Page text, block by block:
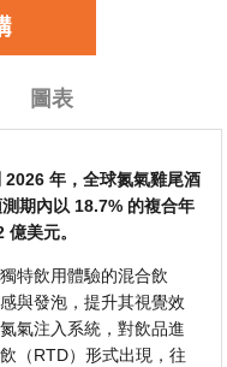
圖表
年，全球氮氣雞尾酒
期內以 18.7% 的複合年
美元。
特飲用體驗的混合飲
與發泡，提升其視覺效
氣注入系統，對飲品進
（RTD）形式出現，往